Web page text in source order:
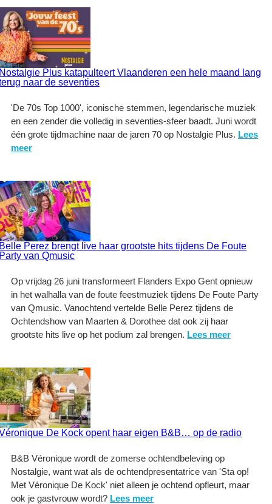
Plus katapulteert Vlaanderen een hele maand lang
naar de seventies
'De 70s Top 1000', iconische stemmen, legendarische muziek
en een zender die volledig in seventies-sfeer baadt. Juni wordt
één grote tijdmachine naar de jaren 70 op Nostalgie Plus. Lees
meer
Perez brengt live haar grootste hits tijdens De Foute
van Qmusic
Op vrijdag 26 juni transformeert Flanders Expo Gent opnieuw
in het walhalla van de foute feestmuziek tijdens De Foute Party
van Qmusic. Vanochtend vertelde Belle Perez tijdens de
Ochtendshow van Maarten & Dorothee dat ook zij haar
grootste hits live op het podium zal brengen. Lees meer
De Kock opent haar eigen B&B… op de radio
B&B Véronique wordt de zomerse ochtendbeleving op
Nostalgie, want wat als de ochtendpresentatrice van 'Sta op!
Met Véronique De Kock' niet alleen je ochtend opfleurt, maar
ook je gastvrouw wordt? Lees meer